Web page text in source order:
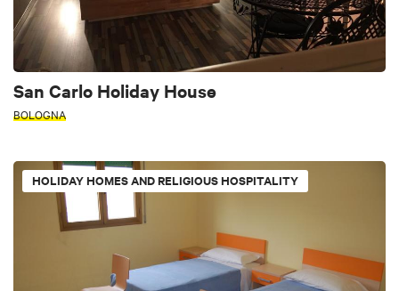
San Carlo Holiday House
BOLOGNA
HOLIDAY HOMES AND RELIGIOUS HOSPITALITY